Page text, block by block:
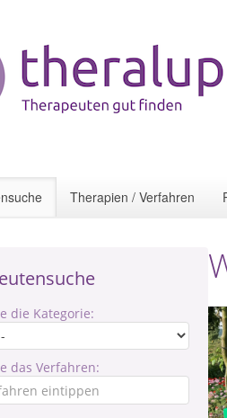
Therapien / Verfahren
die Kategorie:
das Verfahren: